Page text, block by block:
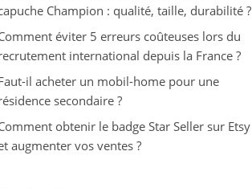
Champion : qualité, taille, durabilité ?
éviter 5 erreurs coûteuses lors du
international depuis la France ?
il acheter un mobil-home pour une
secondaire ?
obtenir le badge Star Seller sur Etsy
augmenter vos ventes ?